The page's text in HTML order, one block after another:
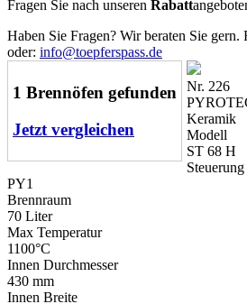
Fragen Sie nach unseren Rabatt
Haben Sie Fragen? Wir beraten Sie gern.
oder: info@toepferspass.de
1 Brennöfen gefunden
Jetzt vergleichen
Nr. 226
Keramik
Modell
ST 68 H
Steuerung
PY1
Brennraum
70 Liter
Max Temperatur
1100°C
Innen Durchmesser
430 mm
Innen Breite